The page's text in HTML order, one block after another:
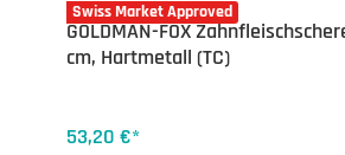
Swiss Market Approved
04-1672.13
GOLDMAN-FOX
cm, Hartmetall (TC)
53,20 €*